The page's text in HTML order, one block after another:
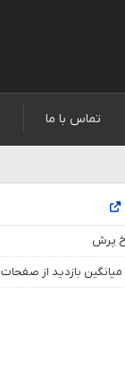
تماس با ما
پرش
میانگین بازدید از صفحات